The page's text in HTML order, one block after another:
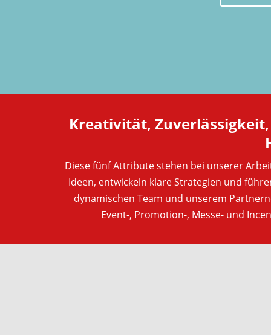
Kreativität,
Diese fünf Attribute stehen bei unserer
Ideen, entwickeln klare Strategien und
dynamischen Team und unserem
Event-, Promotion-, Messe- und